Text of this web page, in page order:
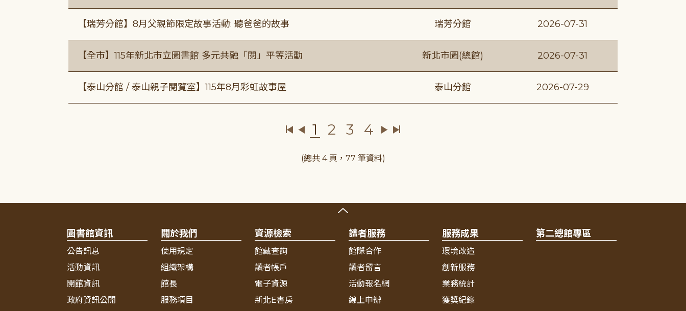
【瑞芳分館】8月父親節限定故事活動: 聽爸爸的故事 瑞芳分館 2026-07-31
【全市】115年新北市立圖書館 多元共融「閱」平等活動 新北市圖(總館) 2026-07-31
【泰山分館 / 泰山親子閱覽室】115年8月彩虹故事屋 泰山分館 2026-07-29
1 2 3 4
(總共 4 頁，77 筆資料)
圖書館資訊
公告訊息
活動資訊
開館資訊
政府資訊公開
關於我們
使用規定
組織架構
館長
服務項目
資源檢索
館藏查詢
讀者帳戶
電子資源
新北E書房
讀者服務
館際合作
讀者留言
活動報名網
線上申辦
服務成果
環境改造
創新服務
業務統計
獲獎紀錄
第二總館專區